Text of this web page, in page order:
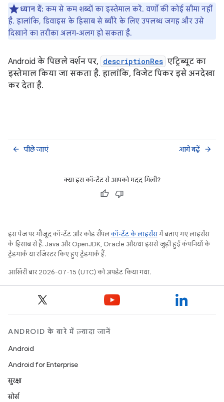
ध्यान दें: कम से कम शब्दों का इस्तेमाल करें. वर्णों की कोई सीमा नहीं
है. हालांकि, डिवाइस के हिसाब से ब्यौरे के लिए उपलब्ध जगह और उसे
दिखाने का तरीका अलग-अलग हो सकता है.
Android के पिछले वर्शन पर, descriptionRes एट्रिब्यूट का
इस्तेमाल किया जा सकता है. हालांकि, विजेट पिकर इसे अनदेखा
कर देता है.
पीछे जाएं
arrow_back आगे बढ़ें arrow_forward
क्या इस कॉन्टेंट से आपको मदद मिली?
इस पेज पर मौजूद कॉन्टेंट और कोड सैंपलकॉन्टेंट के लाइसेंसमें बताए गए लाइसेंस
के हिसाब से हैं. Java और OpenJDK, Oracle और/या इससे जुड़ी हुई कंपनियों के
ट्रेडमार्क या रजिस्टर किए हुए ट्रेडमार्क हैं.
आखिरी बार 2026-07-15 (UTC) को अपडेट किया गया.
ANDROID के बारे में ज़्यादा जानें
Android
Android for Enterprise
सुरक्षा
सोर्स